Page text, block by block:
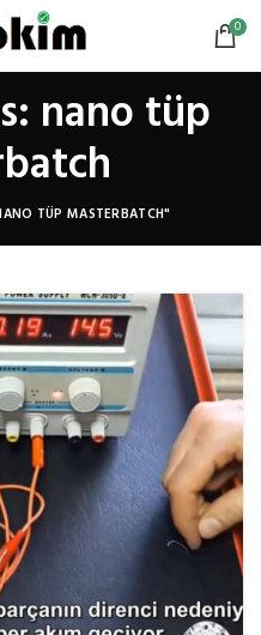
0
nano tüp
TÜP MASTERBATCH"